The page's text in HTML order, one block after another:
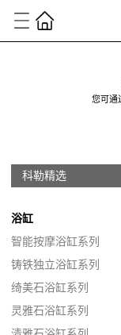
您可通
科勒精选
浴缸
智能按摩浴缸系列
铸铁独立浴缸系列
绮美石浴缸系列
灵雅石浴缸系列